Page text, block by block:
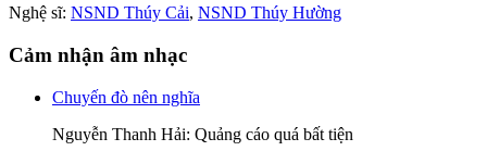
Nghệ sĩ: NSND Thúy Cải, NSND Thúy Hường
Cảm nhận âm nhạc
Chuyến đò nên nghĩa
Nguyễn Thanh Hải: Quảng cáo quá bất tiện